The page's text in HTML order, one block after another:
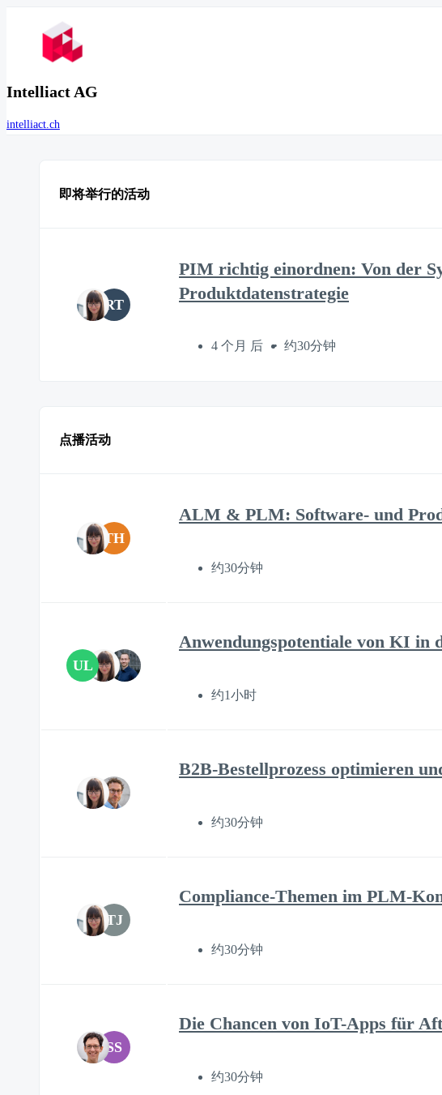
Intelliact AG
intelliact.ch
即将举行的活动
RT
PIM richtig einordnen: Von der
Produktdatenstrategie
4 个月 后 约30分钟
点播活动
TH
ALM & PLM: Software- und
约30分钟
UL
Anwendungspotentiale von KI in
约1小时
B2B-Bestellprozess optimieren
约30分钟
TJ
Compliance-Themen im PLM-
约30分钟
SS
Die Chancen von IoT-Apps für
约30分钟